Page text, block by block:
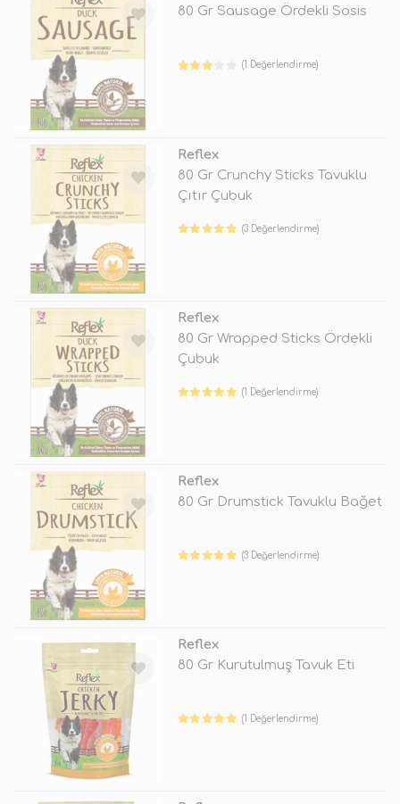
80 Gr Sausage Ördekli Sosis
(1 Değerlendirme)
Reflex
80 Gr Crunchy Sticks Tavuklu
Çıtır Çubuk
(3 Değerlendirme)
Reflex
80 Gr Wrapped Sticks Ördekli
Çubuk
(1 Değerlendirme)
Reflex
80 Gr Drumstick Tavuklu Bağet
(3 Değerlendirme)
Reflex
80 Gr Kurutulmuş Tavuk Eti
(1 Değerlendirme)